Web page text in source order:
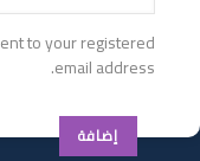
to your registered
email address.